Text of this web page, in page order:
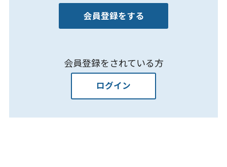
会員登録をする
会員登録をされている方
ログイン